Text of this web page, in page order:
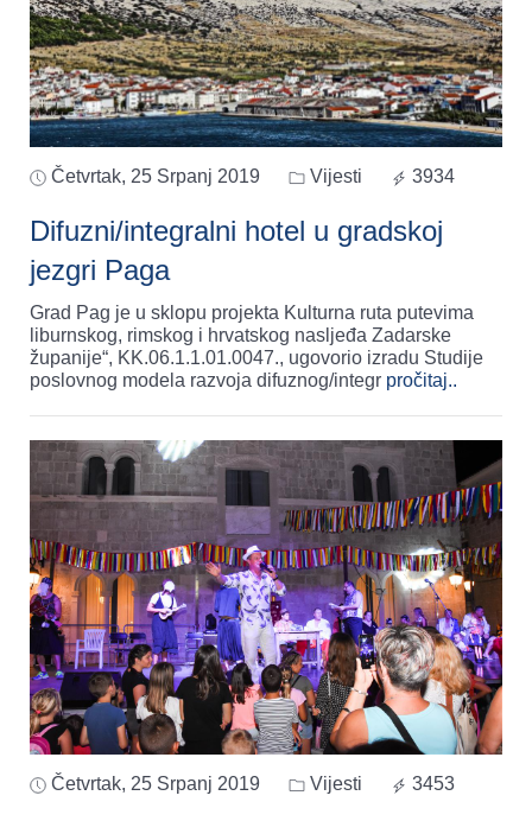
Četvrtak, 25 Srpanj 2019 Vijesti 3934
Difuzni/integralni hotel u gradskoj
jezgri Paga
Grad Pag je u sklopu projekta Kulturna ruta putevima
liburnskog, rimskog i hrvatskog nasljeđa Zadarske
županije“, KK.06.1.1.01.0047., ugovorio izradu Studije
poslovnog modela razvoja difuznog/integr pročitaj..
Četvrtak, 25 Srpanj 2019 Vijesti 3453